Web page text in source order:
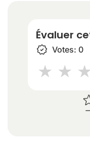
Évaluer
Votes: 0
2